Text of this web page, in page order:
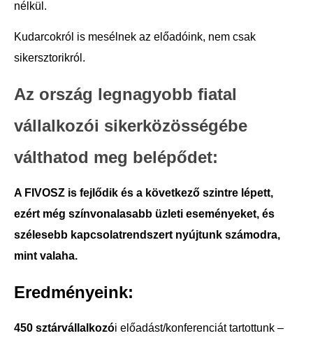
nélkül.
Kudarcokról is mesélnek az előadóink, nem csak
sikersztorikról.
Az ország legnagyobb fiatal
vállalkozói sikerközösségébe
válthatod meg belépődet:
A FIVOSZ is fejlődik és a következő szintre lépett,
ezért még színvonalasabb üzleti eseményeket, és
szélesebb kapcsolatrendszert nyújtunk számodra,
mint valaha.
Eredményeink:
450 sztárvállalkozói előadást/konferenciát tartottunk –